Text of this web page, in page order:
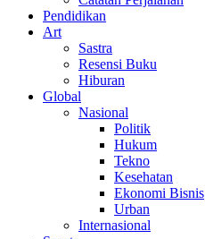
Pendidikan
Art
Sastra
Resensi Buku
Hiburan
Global
Nasional
Politik
Hukum
Tekno
Kesehatan
Ekonomi Bisnis
Urban
Internasional